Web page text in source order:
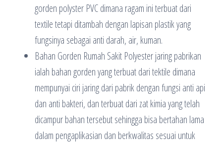
gorden polyster PVC dimana ragam ini terbuat dari
textile tetapi ditambah dengan lapisan plastik yang
fungsinya sebagai anti darah, air, kuman.
Bahan Gorden Rumah Sakit Polyester jaring pabrikan
ialah bahan gorden yang terbuat dari tektile dimana
mempunyai ciri jaring dari pabrik dengan fungsi anti api
dan anti bakteri, dan terbuat dari zat kimia yang telah
dicampur bahan tersebut sehingga bisa bertahan lama
dalam pengaplikasian dan berkwalitas sesuai untuk